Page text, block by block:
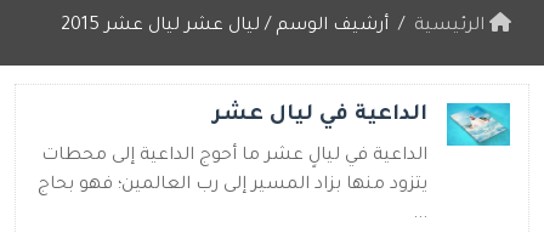
الرئيسية أرشيف الوسم / ليال عشر ليال عشر 2015
الداعية في ليال عشر
الداعية في ليالٍ عشر ما أحوج الداعية إلى محطات
يتزود منها بزاد المسير إلى رب العالمين؛ فهو بحاج
...